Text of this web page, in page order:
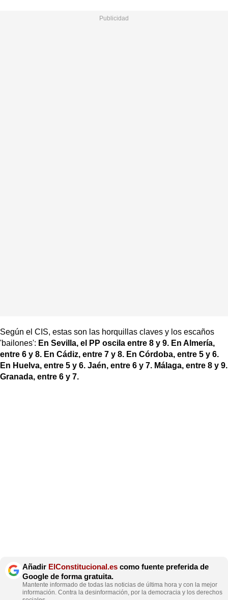
Según el CIS, estas son las horquillas claves y los escaños
'bailones': En Sevilla, el PP oscila entre 8 y 9. En Almería,
entre 6 y 8. En Cádiz, entre 7 y 8. En Córdoba, entre 5 y 6.
En Huelva, entre 5 y 6. Jaén, entre 6 y 7. Málaga, entre 8 y 9.
Granada, entre 6 y 7.
Añadir ElConstitucional.es como fuente preferida de
Google de forma gratuita.
Mantente informado de todas las noticias de última hora y con la mejor
información. Contra la desinformación, por la democracia y los derechos